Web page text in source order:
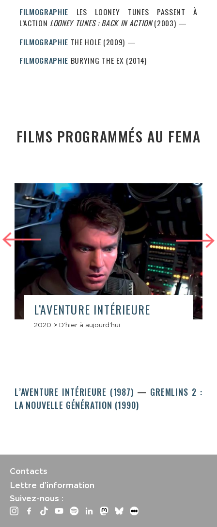
FILMOGRAPHIE LES LOONEY TUNES PASSENT À
L’ACTION LOONEY TUNES : BACK IN ACTION(2003) —
FILMOGRAPHIE THE HOLE (2009) —
FILMOGRAPHIE BURYING THE EX (2014)
FILMS PROGRAMMÉS AU FEMA
L’AVENTURE INTÉRIEURE
2020 > D'hier à aujourd'hui
L’AVENTURE INTÉRIEURE (1987)
GREMLINS 2 :
LA NOUVELLE GÉNÉRATION (1990)
Contacts
Lettre d’information
Suivez-nous :